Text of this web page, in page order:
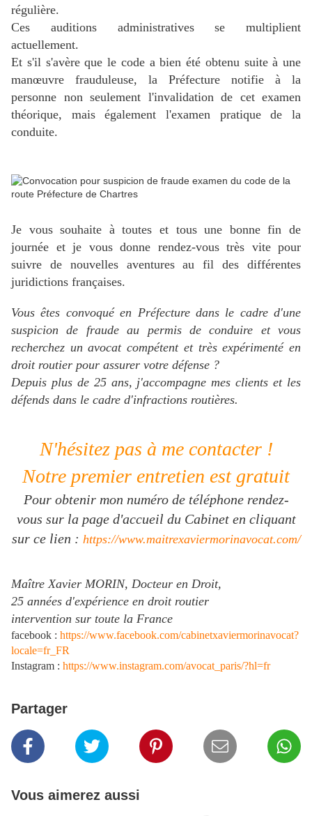
régulière.
Ces auditions administratives se multiplient
actuellement.
Et s'il s'avère que le code a bien été obtenu suite à une
manœuvre frauduleuse, la Préfecture notifie à la
personne non seulement l'invalidation de cet examen
théorique, mais également l'examen pratique de la
conduite.
Je vous souhaite à toutes et tous une bonne fin de
journée et je vous donne rendez-vous très vite pour
suivre de nouvelles aventures au fil des différentes
juridictions françaises.
Vous êtes convoqué en Préfecture dans le cadre d'une
suspicion de fraude au permis de conduire et vous
recherchez un avocat compétent et très expérimenté en
droit routier pour assurer votre défense ?
Depuis plus de 25 ans, j'accompagne mes clients et les
défends dans le cadre d'infractions routières.
N'hésitez pas à me contacter !
Notre premier entretien est gratuit
Pour obtenir mon numéro de téléphone rendez-
vous sur la page d'accueil du Cabinet en cliquant
sur ce lien : https://www.maitrexaviermorinavocat.com/
Maître Xavier MORIN, Docteur en Droit,
25 années d'expérience en droit routier
intervention sur toute la France
facebook : https://www.facebook.com/cabinetxaviermorinavocat?
locale=fr_FR
Instagram : https://www.instagram.com/avocat_paris/?hl=fr
Partager
Vous aimerez aussi